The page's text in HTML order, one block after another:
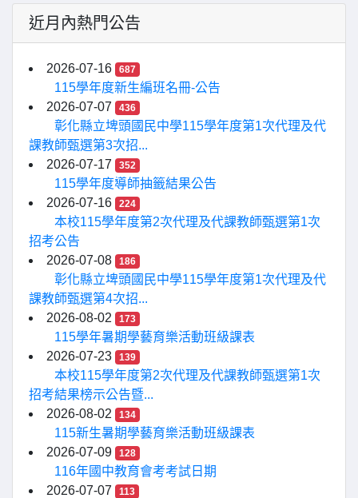
近月內熱門公告
2026-07-16 687
115學年度新生編班名冊-公告
2026-07-07
436
彰化縣立埤頭國民中學115學年度第1次代理及代
課教師甄選第3次招...
2026-07-17
352
115學年度導師抽籤結果公告
2026-07-16
224
本校115學年度第2次代理及代課教師甄選第1次
招考公告
2026-07-08
186
彰化縣立埤頭國民中學115學年度第1次代理及代
課教師甄選第4次招...
2026-08-02
173
115學年暑期學藝育樂活動班級課表
2026-07-23
139
本校115學年度第2次代理及代課教師甄選第1次
招考結果榜示公告暨...
2026-08-02
134
115新生暑期學藝育樂活動班級課表
2026-07-09
128
116年國中教育會考考試日期
2026-07-07
113